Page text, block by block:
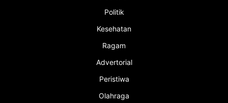
Politik
Kesehatan
Ragam
Advertorial
Peristiwa
Olahraga